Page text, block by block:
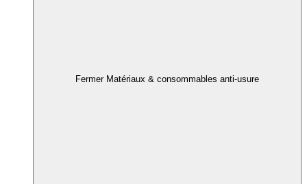
Fermer Matériaux & consommables anti-usure